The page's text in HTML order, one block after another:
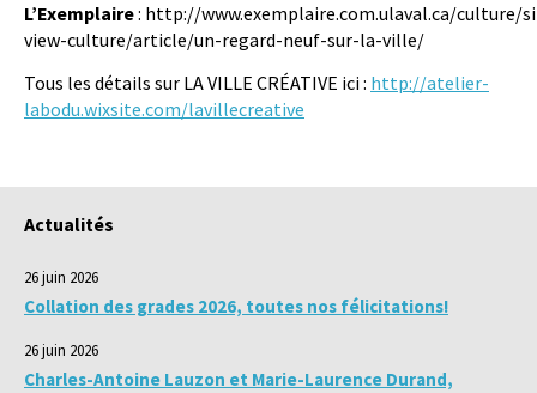
L’Exemplaire: http://www.exemplaire.com.ulaval.ca/culture/
view-culture/article/un-regard-neuf-sur-la-ville/
Tous les détails sur LA VILLE CRÉATIVE ici : http://atelier-
labodu.wixsite.com/lavillecreative
Actualités
26 juin 2026
Collation des grades 2026, toutes nos félicitations!
26 juin 2026
Charles-Antoine Lauzon et Marie-Laurence Durand,